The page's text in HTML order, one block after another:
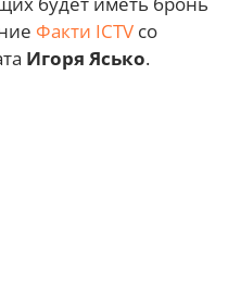
Факти ICTV со
Игоря Ясько.